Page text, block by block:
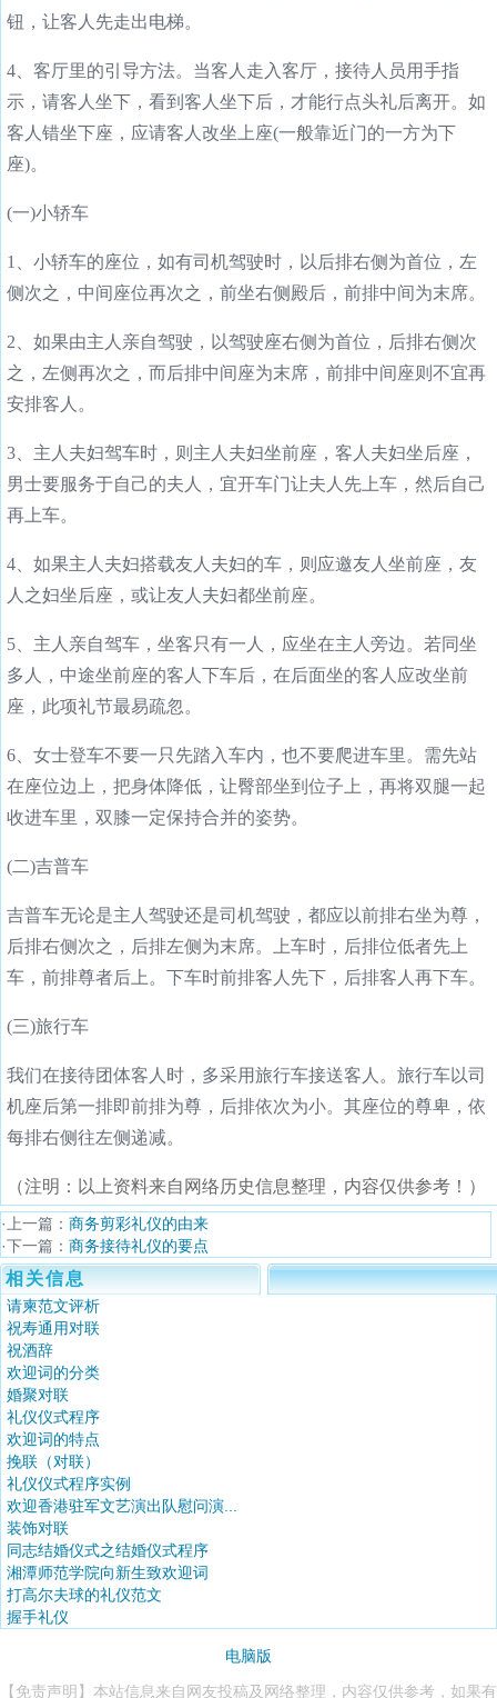
钮，让客人先走出电梯。
4、客厅里的引导方法。当客人走入客厅，接待人员用手指
示，请客人坐下，看到客人坐下后，才能行点头礼后离开。如
客人错坐下座，应请客人改坐上座(一般靠近门的一方为下
座)。
(一)小轿车
1、小轿车的座位，如有司机驾驶时，以后排右侧为首位，左
侧次之，中间座位再次之，前坐右侧殿后，前排中间为末席。
2、如果由主人亲自驾驶，以驾驶座右侧为首位，后排右侧次
之，左侧再次之，而后排中间座为末席，前排中间座则不宜再
安排客人。
3、主人夫妇驾车时，则主人夫妇坐前座，客人夫妇坐后座，
男士要服务于自己的夫人，宜开车门让夫人先上车，然后自己
再上车。
4、如果主人夫妇搭载友人夫妇的车，则应邀友人坐前座，友
人之妇坐后座，或让友人夫妇都坐前座。
5、主人亲自驾车，坐客只有一人，应坐在主人旁边。若同坐
多人，中途坐前座的客人下车后，在后面坐的客人应改坐前
座，此项礼节最易疏忽。
6、女士登车不要一只先踏入车内，也不要爬进车里。需先站
在座位边上，把身体降低，让臀部坐到位子上，再将双腿一起
收进车里，双膝一定保持合并的姿势。
(二)吉普车
吉普车无论是主人驾驶还是司机驾驶，都应以前排右坐为尊，
后排右侧次之，后排左侧为末席。上车时，后排位低者先上
车，前排尊者后上。下车时前排客人先下，后排客人再下车。
(三)旅行车
我们在接待团体客人时，多采用旅行车接送客人。旅行车以司
机座后第一排即前排为尊，后排依次为小。其座位的尊卑，依
每排右侧往左侧递减。
（注明：以上资料来自网络历史信息整理，内容仅供参考！）
·上一篇： 商务剪彩礼仪的由来
·下一篇： 商务接待礼仪的要点
相关信息
请柬范文评析
祝寿通用对联
祝酒辞
欢迎词的分类
婚聚对联
礼仪仪式程序
欢迎词的特点
挽联（对联）
礼仪仪式程序实例
欢迎香港驻军文艺演出队慰问演...
装饰对联
同志结婚仪式之结婚仪式程序
湘潭师范学院向新生致欢迎词
打高尔夫球的礼仪范文
握手礼仪
电脑版
【免责声明】本站信息来自网友投稿及网络整理，内容仅供参考，如果有